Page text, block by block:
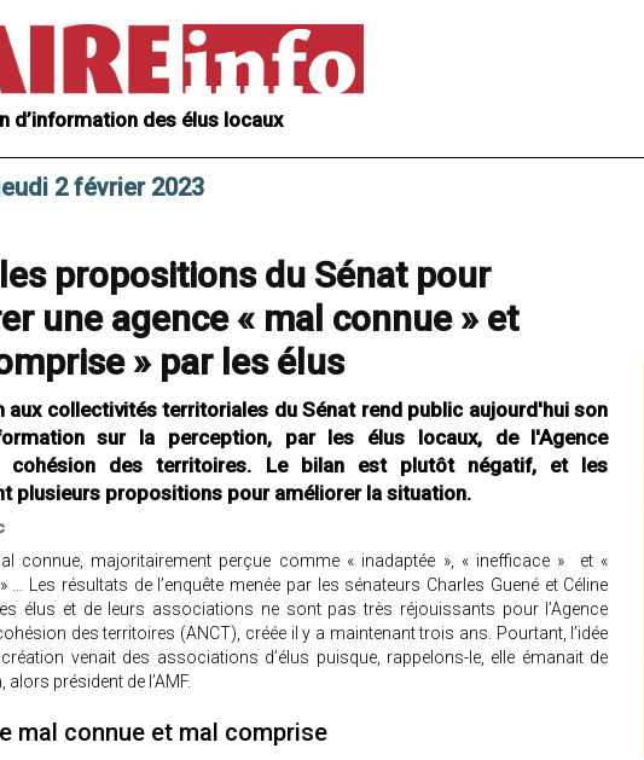
d’information des élus locaux
2 février 2023
propositions du Sénat pour
une agence « mal connue » et
» par les élus
aux collectivités territoriales du Sénat rend public aujourd'hui son
sur la perception, par les élus locaux, de l'Agence
cohésion des territoires. Le bilan est plutôt négatif, et les
plusieurs propositions pour améliorer la situation.
connue, majoritairement perçue comme « inadaptée », « inefficace » et «
… Les résultats de l’enquête menée par les sénateurs Charles Guené et Céline
élus et de leurs associations ne sont pas très réjouissants pour l’Agence
des territoires (ANCT), créée il y a maintenant trois ans. Pourtant, l’idée
venait des associations d’élus puisque, rappelons-le, elle émanait de
président de l’AMF.
mal connue et mal comprise